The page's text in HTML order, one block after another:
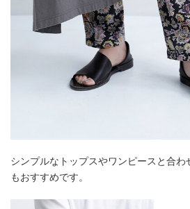
シンプルなトップスやワンピースと合
もおすすめです。